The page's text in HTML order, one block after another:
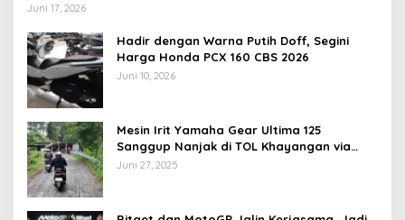
Juni 17, 2026
Hadir dengan Warna Putih Doff, Segini
Harga Honda PCX 160 CBS 2026
Juni 10, 2026
Mesin Irit Yamaha Gear Ultima 125
Sanggup Nanjak di TOL Khayangan via
Krakalan?
Juni 27, 2025